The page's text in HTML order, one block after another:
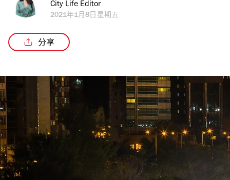
City Life Editor
2021年1月8日星期五
分享